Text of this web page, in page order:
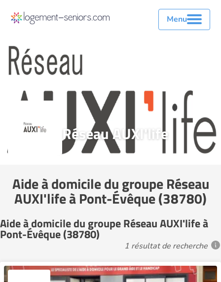
Menu
Réseau AUXI'life
Aide à domicile du groupe Réseau
AUXI'life à Pont-Évêque (38780)
Aide à domicile du groupe Réseau AUXI'life à
Pont-Évêque (38780)
1 résultat de recherche